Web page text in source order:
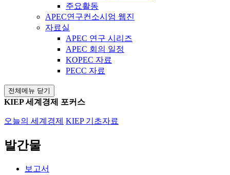
주요활동
APEC연구컨소시엄 웹진
자료실
APEC 연구 시리즈
APEC 회의 일정
KOPEC 자료
PECC 자료
전체메뉴 닫기
KIEP 세계경제 포커스
오늘의 세계경제 KIEP 기초자료
발간물
보고서